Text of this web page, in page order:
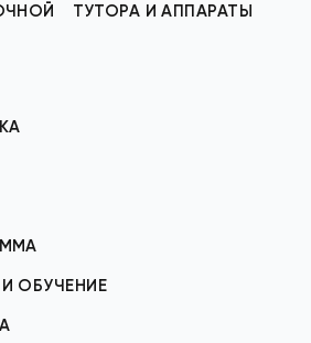
ТУТОРА И АППАРАТЫ
ОБУЧЕНИЕ